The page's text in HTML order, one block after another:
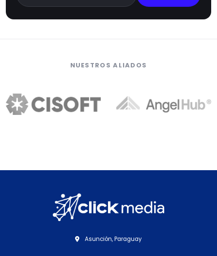
NUESTROS ALIADOS
Asunción, Paraguay